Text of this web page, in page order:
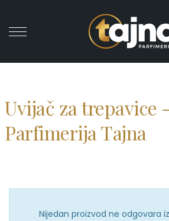
Uvijač za trepavice -
Parfimerija Tajna
Nijedan proizvod ne odgovara